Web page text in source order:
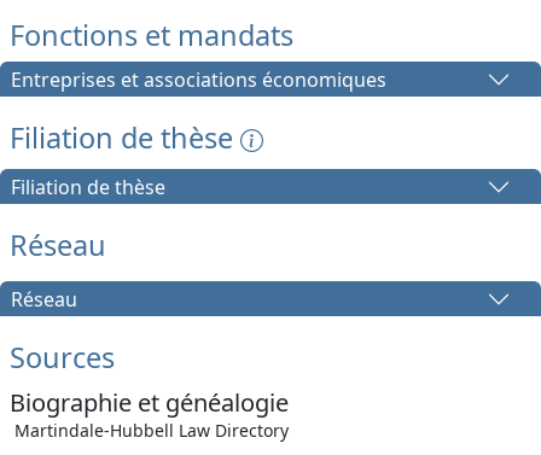
Fonctions et mandats
Entreprises et associations économiques
Filiation de thèse
Filiation de thèse
Réseau
Réseau
Sources
Biographie et généalogie
Martindale-Hubbell Law Directory